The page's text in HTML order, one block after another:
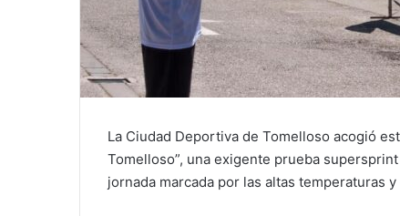
La Ciudad Deportiva de Tomelloso acogió
Tomelloso”, una exigente prueba
jornada marcada por las altas temperaturas